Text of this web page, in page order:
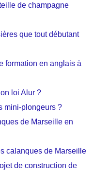
de champagne
que tout débutant
formation en anglais à
loi Alur ?
mini-plongeurs ?
de Marseille en
calanques de Marseille
de construction de